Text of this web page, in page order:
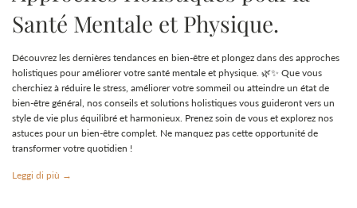
Santé Mentale et Physique.
Découvrez les dernières tendances en bien-être et plongez dans des approches
holistiques pour améliorer votre santé mentale et physique. 🌿✨ Que vous
cherchiez à réduire le stress, améliorer votre sommeil ou atteindre un état de
bien-être général, nos conseils et solutions holistiques vous guideront vers un
style de vie plus équilibré et harmonieux. Prenez soin de vous et explorez nos
astuces pour un bien-être complet. Ne manquez pas cette opportunité de
transformer votre quotidien !
Leggi di più →